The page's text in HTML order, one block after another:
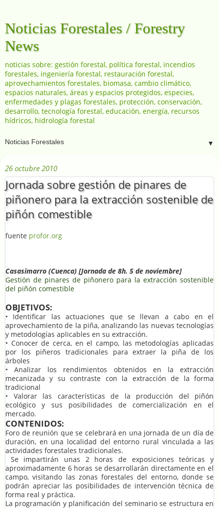
Noticias Forestales / Forestry
News
noticias sobre: gestión forestal, política forestal, incendios
forestales, ingeniería forestal, restauración forestal,
aprovechamientos forestales, biomasa, cambio climático,
espacios naturales, áreas y espacios protegidos, especies,
enfermedades y plagas forestales, protección, conservación,
desarrollo, tecnología forestal, educación, energía, recursos
hídricos, hidrología forestal
▼
26 octubre 2010
Jornada sobre gestión de pinares de
piñonero para la extracción sostenible de
piñón comestible
fuente profor.org
Casasimarro (Cuenca) [Jornada de 8h. 5 de noviembre]
Gestión de pinares de piñonero para la extracción sostenible
del piñón comestible
OBJETIVOS:
• Identificar las actuaciones que se llevan a cabo en el
aprovechamiento de la piña, analizando las nuevas tecnologías
y metodologías aplicables en su extracción.
• Conocer de cerca, en el campo, las metodologías aplicadas
por los piñeros tradicionales para extraer la piña de los
árboles
• Analizar los rendimientos obtenidos en la extracción
mecanizada y su contraste con la extracción de la forma
tradicional
• Valorar las características de la producción del piñón
ecológico y sus posibilidades de comercialización en el
mercado.
CONTENIDOS:
Foro de reunión que se celebrará en una jornada de un día de
duración, en una localidad del entorno rural vinculada a las
actividades forestales tradicionales.
Se impartirán unas 2 horas de exposiciones teóricas y
aproximadamente 6 horas se desarrollarán directamente en el
campo, visitando las zonas forestales del entorno, donde se
podrán apreciar las posibilidades de intervención técnica de
forma real y práctica.
La programación y planificación del seminario se estructura en